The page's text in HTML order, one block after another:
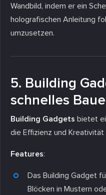
Wandbild, indem er ein
holografischen Anleitung
umzusetzen.
5. Building
schnelles
Building Gadgets bietet
die Effizienz und
Features:
Das Building Gadget
Blöcken in Mustern